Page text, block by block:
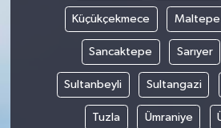
Küçükçekmece Maltepe
Sancaktepe Sarıyer
Sultanbeyli Sultangazi
Tuzla Ümraniye